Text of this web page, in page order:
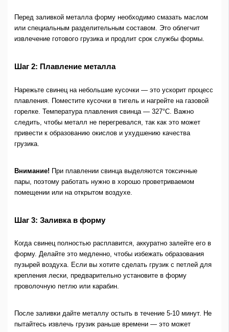
Перед заливкой металла форму необходимо смазать маслом
или специальным разделительным составом. Это облегчит
извлечение готового грузика и продлит срок службы формы.
Шаг 2: Плавление металла
Нарежьте свинец на небольшие кусочки — это ускорит процесс
плавления. Поместите кусочки в тигель и нагрейте на газовой
горелке. Температура плавления свинца — 327°C. Важно
следить, чтобы металл не перегревался, так как это может
привести к образованию окислов и ухудшению качества
грузика.
Внимание! При плавлении свинца выделяются токсичные
пары, поэтому работать нужно в хорошо проветриваемом
помещении или на открытом воздухе.
Шаг 3: Заливка в форму
Когда свинец полностью расплавится, аккуратно залейте его в
форму. Делайте это медленно, чтобы избежать образования
пузырей воздуха. Если вы хотите сделать грузик с петлей для
крепления лески, предварительно установите в форму
проволочную петлю или карабин.
После заливки дайте металлу остыть в течение 5-10 минут. Не
пытайтесь извлечь грузик раньше времени — это может